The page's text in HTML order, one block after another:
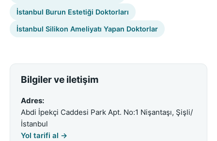
İstanbul Burun Estetiği Doktorları
İstanbul Silikon Ameliyatı Yapan Doktorlar
Bilgiler ve iletişim
Adres:
Abdi İpekçi Caddesi Park Apt. No:1 Nişantaşı, Şişli/
İstanbul
Yol tarifi al →